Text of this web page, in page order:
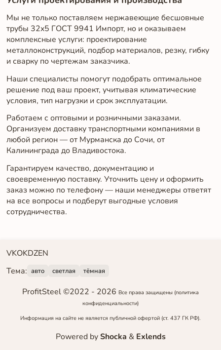
Мы не только поставляем нержавеющие бесшовные
трубы 32x5 ГОСТ 9941 Импорт, но и оказываем
комплексные услуги: проектирование
металлоконструкций, подбор материалов, резку, гибку
и сварку по чертежам заказчика.
Наши специалисты помогут подобрать оптимальное
решение под ваш проект, учитывая климатические
условия, тип нагрузки и срок эксплуатации.
Работаем с оптовыми и розничными заказами.
Организуем доставку транспортными компаниями в
любой регион — от Мурманска до Сочи, от
Калининграда до Владивостока.
Гарантируем качество, документацию и
своевременную поставку. Уточнить цену и оформить
заказ можно по телефону — наши менеджеры ответят
на все вопросы и подберут выгодные условия
сотрудничества.
VKOKDZEN
Тема: авто светлая тёмная
ProfitSteel ©2022 - 2026 Все права защищены (политика
конфиденциальности)
Информация на сайте не является публичной офертой (ст. 437 ГК РФ).
Powered by Shocka & Exlends